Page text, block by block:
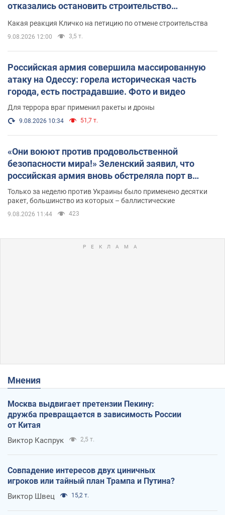
отказались остановить строительство
небоскреба "московского верующего"
Какая реакция Кличко на петицию по отмене строительства
9.08.2026 12:00 3,5 т.
Российская армия совершила массированную
атаку на Одессу: горела историческая часть
города, есть пострадавшие. Фото и видео
Для террора враг применил ракеты и дроны
9.08.2026 10:34 51,7 т.
«Они воюют против продовольственной
безопасности мира!» Зеленский заявил, что
российская армия вновь обстреляла порт в
Одессе
Только за неделю против Украины было применено десятки
ракет, большинство из которых – баллистические
9.08.2026 11:44 423
Мнения
Москва выдвигает претензии Пекину:
дружба превращается в зависимость России
от Китая
Виктор Каспрук 2,5 т.
Совпадение интересов двух циничных
игроков или тайный план Трампа и Путина?
Виктор Швец 15,2 т.